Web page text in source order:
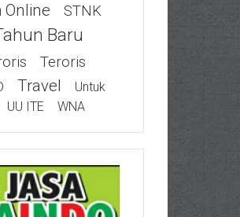
Online STNK
Baru
Teroris
Travel
Untuk
UU ITE WNA